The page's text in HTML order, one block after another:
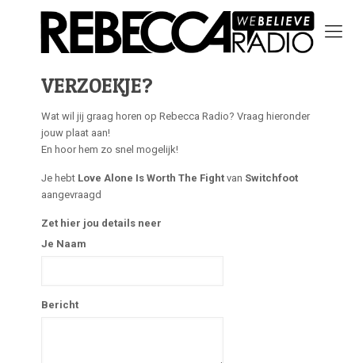
VERZOEKJE?
Wat wil jij graag horen op Rebecca Radio? Vraag hieronder
jouw plaat aan!
En hoor hem zo snel mogelijk!
Je hebt Love Alone Is Worth The Fightvan Switchfoot
aangevraagd
Zet hier jou details neer
Je Naam
Bericht